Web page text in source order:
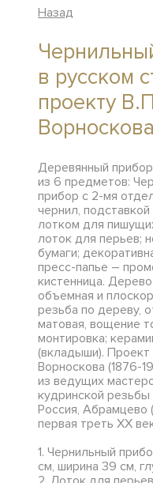
Назад
в русском
проекту
Ворноскова
Деревянный
из 6 предметов:
прибор с 2-мя
чернил,
лотком для
лоток для перьев;
бумаги;
пресс-папье –
кистенница. Дерево
объемная и
резьба по дереву,
матовая, вощение
монтировка;
(вкладыши). Проект
Ворноскова (1876-
из ведущих
кудринской резьбы
Россия, Абрамцево
первая треть ХХ
1. Чернильный
см, ширина 39 см,